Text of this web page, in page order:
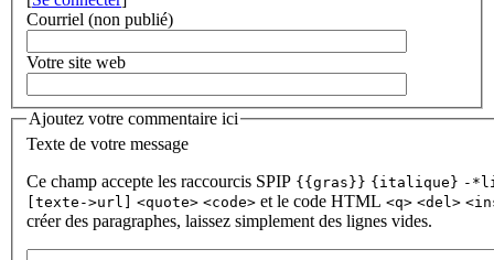
Courriel (non publié)
Votre site web
Ajoutez votre commentaire ici
Texte de votre message
Ce champ accepte les raccourcis SPIP {{gras}} {italique} -
[texte->url]
<quote> <code> et le code HTML <q> <del>
créer des paragraphes, laissez simplement des lignes vides.